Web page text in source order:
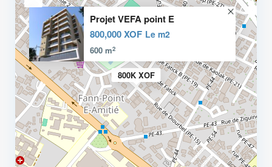
800K XOF
Projet VEFA point E
800,000 XOF Le m2
600 m2